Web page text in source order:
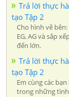
Trả lời thực
tạo Tập 2
Cho hình vẽ bên:
EG, AG và sắp
đến lớn.
Trả lời thực
tạo Tập 2
Em cùng các
trong những